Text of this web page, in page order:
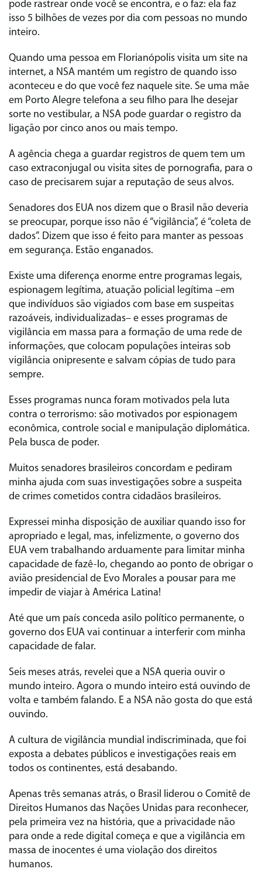
pode rastrear onde você se encontra, e o faz: ela faz
isso 5 bilhões de vezes por dia com pessoas no mundo
inteiro.
Quando uma pessoa em Florianópolis visita um site na
internet, a NSA mantém um registro de quando isso
aconteceu e do que você fez naquele site. Se uma mãe
em Porto Alegre telefona a seu filho para lhe desejar
sorte no vestibular, a NSA pode guardar o registro da
ligação por cinco anos ou mais tempo.
A agência chega a guardar registros de quem tem um
caso extraconjugal ou visita sites de pornografia, para o
caso de precisarem sujar a reputação de seus alvos.
Senadores dos EUA nos dizem que o Brasil não deveria
se preocupar, porque isso não é “vigilância”, é “coleta de
dados”. Dizem que isso é feito para manter as pessoas
em segurança. Estão enganados.
Existe uma diferença enorme entre programas legais,
espionagem legítima, atuação policial legítima –em
que indivíduos são vigiados com base em suspeitas
razoáveis, individualizadas– e esses programas de
vigilância em massa para a formação de uma rede de
informações, que colocam populações inteiras sob
vigilância onipresente e salvam cópias de tudo para
sempre.
Esses programas nunca foram motivados pela luta
contra o terrorismo: são motivados por espionagem
econômica, controle social e manipulação diplomática.
Pela busca de poder.
Muitos senadores brasileiros concordam e pediram
minha ajuda com suas investigações sobre a suspeita
de crimes cometidos contra cidadãos brasileiros.
Expressei minha disposição de auxiliar quando isso for
apropriado e legal, mas, infelizmente, o governo dos
EUA vem trabalhando arduamente para limitar minha
capacidade de fazê-lo, chegando ao ponto de obrigar o
avião presidencial de Evo Morales a pousar para me
impedir de viajar à América Latina!
Até que um país conceda asilo político permanente, o
governo dos EUA vai continuar a interferir com minha
capacidade de falar.
Seis meses atrás, revelei que a NSA queria ouvir o
mundo inteiro. Agora o mundo inteiro está ouvindo de
volta e também falando. E a NSA não gosta do que está
ouvindo.
A cultura de vigilância mundial indiscriminada, que foi
exposta a debates públicos e investigações reais em
todos os continentes, está desabando.
Apenas três semanas atrás, o Brasil liderou o Comitê de
Direitos Humanos das Nações Unidas para reconhecer,
pela primeira vez na história, que a privacidade não
para onde a rede digital começa e que a vigilância em
massa de inocentes é uma violação dos direitos
humanos.